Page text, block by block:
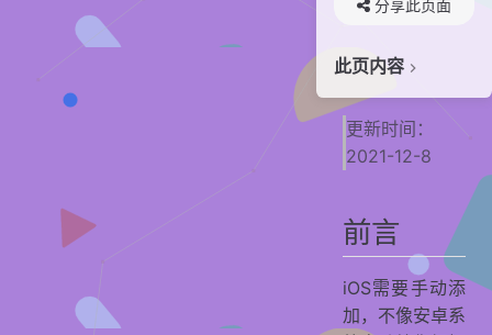
分享此页面
此页内容
前言
头像包
未收纳头像
特别鸣谢
贡献者
更新时间：
2021-12-8
前言
iOS需要手动添
加，不像安卓系